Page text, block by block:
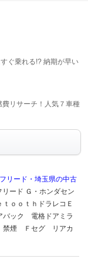
ぐ乗れる!? 納期が早い
リサーチ！人気７車種
フリード・埼玉県の中古
リード Ｇ・ホンダセン
ｏｏｔｈドラレコＥ
バック 電格ドアミラ
禁煙 Ｆセグ リアカ